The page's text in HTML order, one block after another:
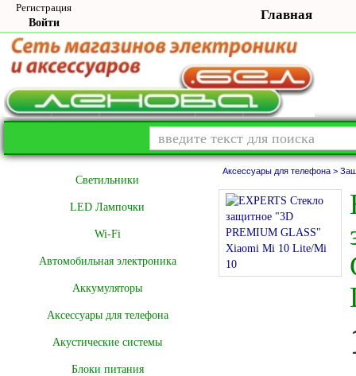
Регистрация
Войти
Главная
Cветильники
LED Лампочки
Wi-Fi
Автомобильная электроника
Аккумуляторы
Аксессуары для телефона
Акустические системы
Блоки питания
Аксессуары для телефона >